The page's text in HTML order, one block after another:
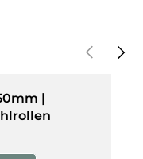
Vorherige
|